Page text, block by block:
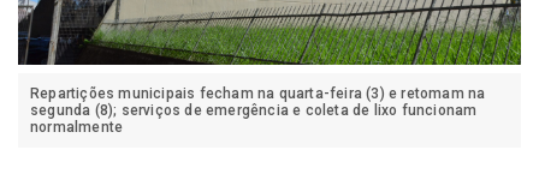
Repartições municipais fecham na quarta-feira (3) e retomam na
segunda (8); serviços de emergência e coleta de lixo funcionam
normalmente